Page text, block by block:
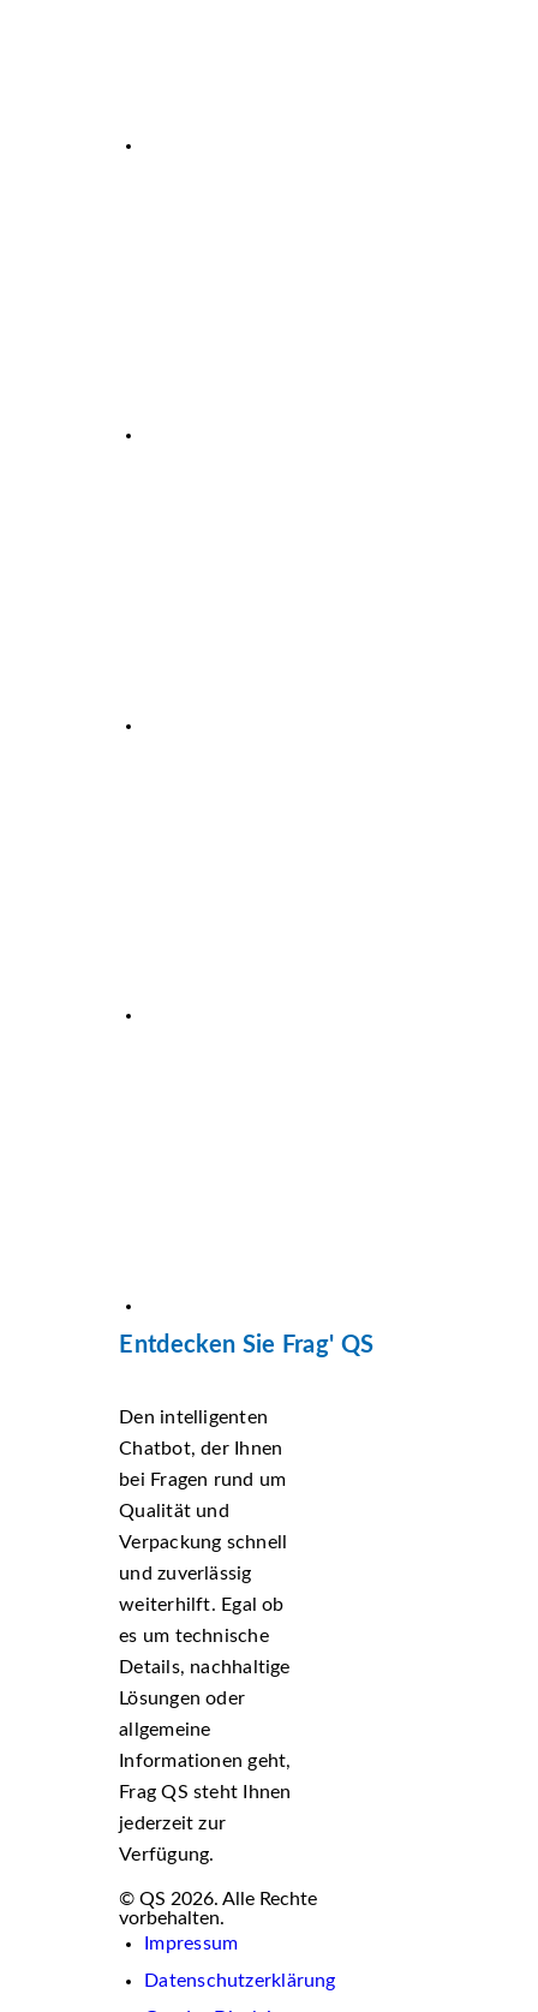
Entdecken Sie Frag' QS
Den intelligenten
Chatbot, der Ihnen
bei Fragen rund um
Qualität und
Verpackung schnell
und zuverlässig
weiterhilft. Egal ob
es um technische
Details, nachhaltige
Lösungen oder
allgemeine
Informationen geht,
Frag QS steht Ihnen
jederzeit zur
Verfügung.
© QS 2026. Alle Rechte
vorbehalten.
Impressum
Datenschutzerklärung